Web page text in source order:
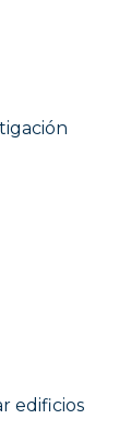
edificios